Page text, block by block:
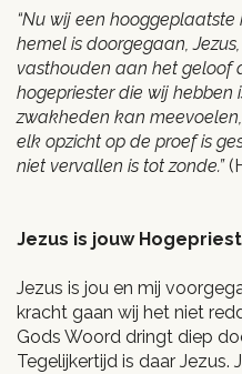
“Nu wij een
hemel is doorgegaan,
vasthouden aan het geloof
hogepriester die wij hebben
zwakheden kan
elk opzicht op de proef is
niet vervallen is tot zonde.”
Jezus is jouw
Jezus is jou en mij
kracht gaan wij het niet
Gods Woord dringt diep
Tegelijkertijd is daar Jezus.